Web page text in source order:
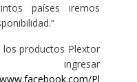
países iremos
productos Plextor
www.facebook.com/Pl